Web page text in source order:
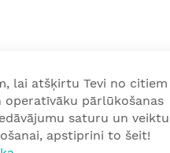
lai atšķirtu Tevi no citiem
pārlūkošanas
saturu un veiktu
apstiprini to šeit!